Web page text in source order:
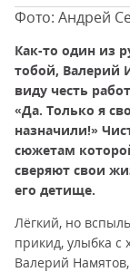
Фото: Андрей
Как-то один из
тобой, Валерий
виду честь
«Да. Только я
назначили!»
сюжетам
сверяют свои
его детище.
Лёгкий, но
прикид, улыбка с
Валерий